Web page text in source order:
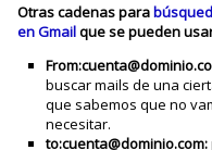
Otras cadenas para
en Gmailque se pueden
buscar mails de una
que sabemos que no
necesitar.
to:cuenta@dominio.com: